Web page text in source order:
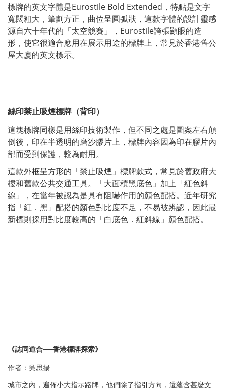
標牌的英文字體是Eurostile Bold Extended，特點是文字
寬闊粗大，筆劃方正，曲位呈圓弧狀，這款字體的設計靈感
源自六十年代的「太空競賽」，Eurostile誇張顯眼的造
形，使它很適合應用在展示用途的標牌上，常見於香港舊公
屋大廈的英文標示。
絲印禁止吸煙標牌（背印）
這塊標牌同樣是用絲印技術製作，但不同之處是圖案左右顛
倒後，印在半透明的磨沙膠片上，標牌內容因為印在膠片內
部而受到保護，較為耐用。
這款外框呈方形的「禁止吸煙」標牌款式，常見於舊政府大
樓和舊款公共交通工具。「大面積黑底色」加上「紅色斜
線」，在當年被認為是具有阻嚇作用的顏色配搭。近年研究
指「紅．黑」配搭的顏色對比度不足，不易被辨認，因此最
新標則採用對比度較高的「白底色．紅斜線」顏色配搭。
《誌同道合──香港標牌探索》
作者：吳思揚
城市之內，遍佈小大指示路牌，他們除了指引方向，還蘊含甚麼文